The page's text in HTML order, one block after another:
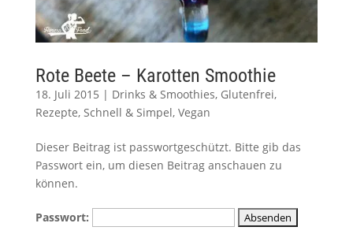
Rote Beete – Karotten Smoothie
18. Juli 2015 | Drinks & Smoothies, Glutenfrei,
Rezepte, Schnell & Simpel, Vegan
Dieser Beitrag ist passwortgeschützt. Bitte gib das
Passwort ein, um diesen Beitrag anschauen zu
können.
Passwort: